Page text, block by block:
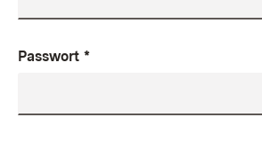
Passwort *